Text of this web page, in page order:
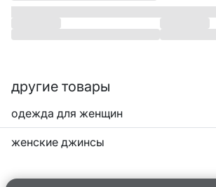
другие товары
одежда для женщин
женские джинсы